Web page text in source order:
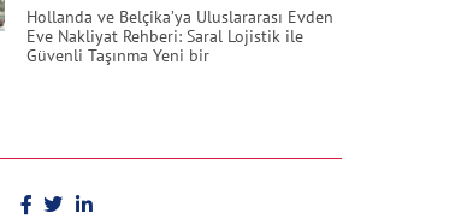
Hollanda ve Belçika’ya Uluslararası Evden
Eve Nakliyat Rehberi: Saral Lojistik ile
Güvenli Taşınma Yeni bir